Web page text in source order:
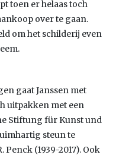
toen er helaas toch
over te gaan.
om het schilderij even
gaat Janssen met
uitpakken met een
Stiftung für Kunst und
steun te
(1939-2017). Ook